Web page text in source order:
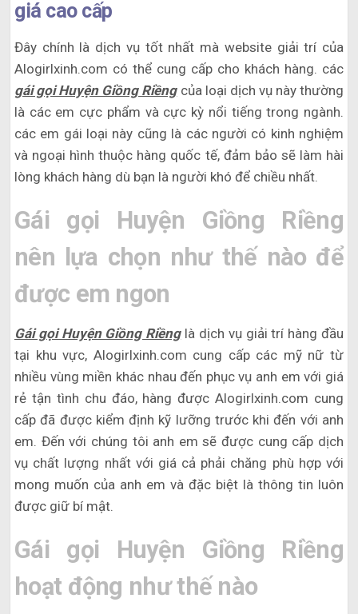
giá cao cấp
Đây chính là dịch vụ tốt nhất mà website giải trí của
Alogirlxinh.com có thể cung cấp cho khách hàng. các
gái gọi Huyện Giồng Riềngcủa loại dịch vụ này thường
là các em cực phẩm và cực kỳ nổi tiếng trong ngành.
các em gái loại này cũng là các người có kinh nghiệm
và ngoại hình thuộc hàng quốc tế, đảm bảo sẽ làm hài
lòng khách hàng dù bạn là người khó để chiều nhất.
Gái gọi Huyện Giồng Riềng
nên lựa chọn như thế nào để
được em ngon
Gái gọi Huyện Giồng Riềnglà dịch vụ giải trí hàng đầu
tại khu vực, Alogirlxinh.com cung cấp các mỹ nữ từ
nhiều vùng miền khác nhau đến phục vụ anh em với giá
rẻ tận tình chu đáo, hàng được Alogirlxinh.com cung
cấp đã được kiểm định kỹ lưỡng trước khi đến với anh
em. Đến với chúng tôi anh em sẽ được cung cấp dịch
vụ chất lượng nhất với giá cả phải chăng phù hợp với
mong muốn của anh em và đặc biệt là thông tin luôn
được giữ bí mật.
Gái gọi Huyện Giồng Riềng
hoạt động như thế nào